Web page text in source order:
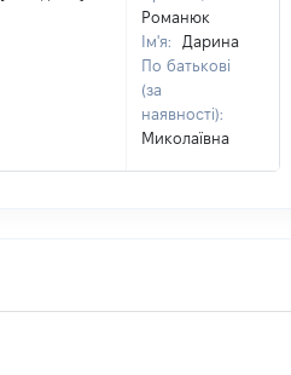
Романюк
Ім'я:
Дарина
По батькові
(за
наявності):
Миколаївна